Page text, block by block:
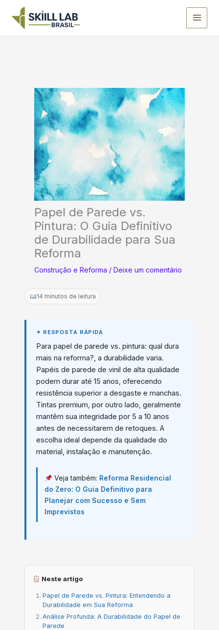
para
Papel de Parede vs.
Pintura: O Guia Definitivo
de Durabilidade para Sua
Reforma
Construção e Reforma / Deixe um comentário
14 minutos de leitura
Para papel de parede vs. pintura: qual dura
mais na reforma?, a durabilidade varia.
Papéis de parede de vinil de alta qualidade
podem durar até 15 anos, oferecendo
resistência superior a desgaste e manchas.
Tintas premium, por outro lado, geralmente
mantêm sua integridade por 5 a 10 anos
antes de necessitarem de retoques. A
escolha ideal depende da qualidade do
material, instalação e manutenção.
Veja também: Reforma Residencial
do Zero: O Guia Definitivo para
Planejar com Sucesso e Sem
Imprevistos
Neste artigo
Papel de Parede vs. Pintura: Entendendo a
Durabilidade em Sua Reforma
Análise Profunda: A Durabilidade do Papel de
Parede